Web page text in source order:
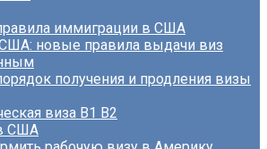
иммиграции в США
новые правила выдачи виз
получения и продления визы
виза B1 B2
США